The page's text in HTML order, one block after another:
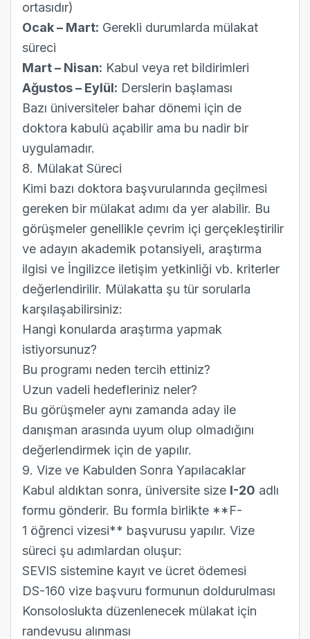
ortasıdır)
Ocak – Mart: Gerekli durumlarda mülakat
süreci
Mart – Nisan: Kabul veya ret bildirimleri
Ağustos – Eylül: Derslerin başlaması
Bazı üniversiteler bahar dönemi için de
doktora kabulü açabilir ama bu nadir bir
uygulamadır.
8. Mülakat Süreci
Kimi bazı doktora başvurularında geçilmesi
gereken bir mülakat adımı da yer alabilir. Bu
görüşmeler genellikle çevrim içi gerçekleştirilir
ve adayın akademik potansiyeli, araştırma
ilgisi ve İngilizce iletişim yetkinliği vb. kriterler
değerlendirilir. Mülakatta şu tür sorularla
karşılaşabilirsiniz:
Hangi konularda araştırma yapmak
istiyorsunuz?
Bu programı neden tercih ettiniz?
Uzun vadeli hedefleriniz neler?
Bu görüşmeler aynı zamanda aday ile
danışman arasında uyum olup olmadığını
değerlendirmek için de yapılır.
9. Vize ve Kabulden Sonra Yapılacaklar
Kabul aldıktan sonra, üniversite size I-20 adlı
formu gönderir. Bu formla birlikte **F-
1 öğrenci vizesi** başvurusu yapılır. Vize
süreci şu adımlardan oluşur:
SEVIS sistemine kayıt ve ücret ödemesi
DS-160 vize başvuru formunun doldurulması
Konsoloslukta düzenlenecek mülakat için
randevusu alınması